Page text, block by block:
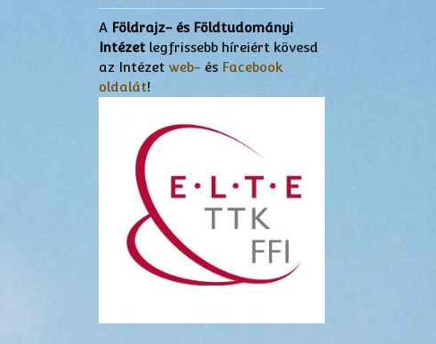
A Földrajz- és Földtudományi
Intézetlegfrissebb híreiért kövesd
az Intézet web-és Facebook
oldalát!